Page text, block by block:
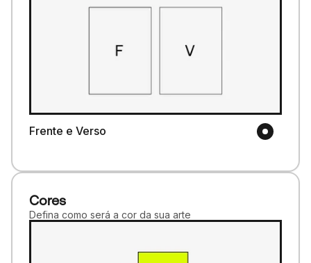
Frente e Verso
Cores
Defina como será a cor da sua arte